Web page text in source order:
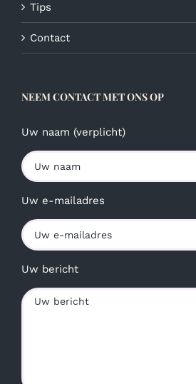
Tips
Contact
NEEM CONTACT MET ONS OP
Uw naam (verplicht)
Uw e-mailadres
Uw bericht